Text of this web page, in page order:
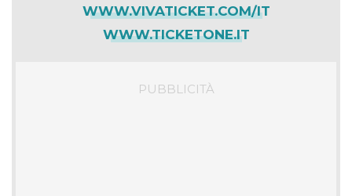
WWW.VIVATICKET.COM/IT
WWW.TICKETONE.IT